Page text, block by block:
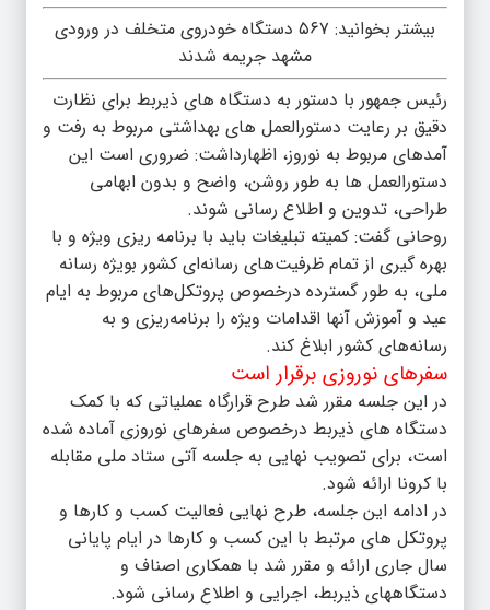
بیشتر بخوانید:
۵۶۷ دستگاه خودروی متخلف در ورودی
مشهد جریمه شدند
رئیس جمهور با دستور به دستگاه های ذیربط برای نظارت
دقیق بر رعایت دستورالعمل های بهداشتی مربوط به رفت و
آمدهای مربوط به نوروز، اظهارداشت: ضروری است این
دستورالعمل ها به طور روشن، واضح و بدون ابهامی
طراحی، تدوین و اطلاع رسانی شوند.
روحانی گفت: کمیته تبلیغات باید با برنامه ریزی ویژه و با
بهره گیری از تمام ظرفیت‌های رسانه‌ای کشور بویژه رسانه
ملی، به طور گسترده درخصوص پروتکل‌های مربوط به ایام
عید و آموزش آنها اقدامات ویژه را برنامه‌ریزی و به
رسانه‌های کشور ابلاغ کند.
سفرهای نوروزی برقرار است
در این جلسه مقرر شد طرح قرارگاه عملیاتی که با کمک
دستگاه های ذیربط درخصوص سفرهای نوروزی آماده شده
است، برای تصویب نهایی به جلسه آتی ستاد ملی مقابله
با کرونا ارائه شود.
در ادامه این جلسه، طرح نهایی فعالیت کسب و کارها و
پروتکل های مرتبط با این کسب و کارها در ایام پایانی
سال جاری ارائه و مقرر شد با همکاری اصناف و
دستگاههای ذیربط، اجرایی و اطلاع رسانی شود.